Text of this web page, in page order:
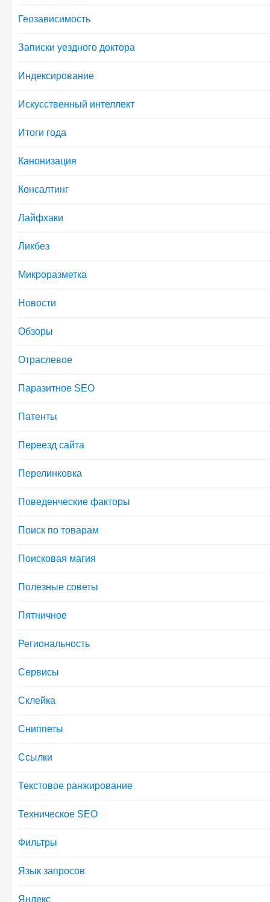
Геозависимость
Записки уездного доктора
Индексирование
Искусственный интеллект
Итоги года
Канонизация
Консалтинг
Лайфхаки
Ликбез
Микроразметка
Новости
Обзоры
Отраслевое
Паразитное SEO
Патенты
Переезд сайта
Перелинковка
Поведенческие факторы
Поиск по товарам
Поисковая магия
Полезные советы
Пятничное
Региональность
Сервисы
Склейка
Сниппеты
Ссылки
Текстовое ранжирование
Техническое SEO
Фильтры
Язык запросов
Яндекс